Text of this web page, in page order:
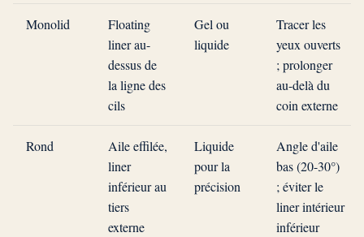
Monolid
Floating
liner au-
dessus de
la ligne des
cils
Gel ou
liquide
Tracer les
yeux ouverts
; prolonger
au-delà du
coin externe
Rond
Aile effilée,
liner
inférieur au
tiers
externe
Liquide
pour la
précision
Angle d'aile
bas (20-30°)
; éviter le
liner intérieur
inférieur